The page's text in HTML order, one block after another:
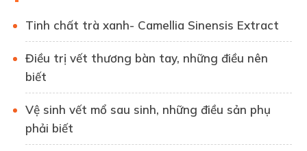
Tinh chất trà xanh- Camellia Sinensis Extract
Điều trị vết thương bàn tay, những điều nên
biết
Vệ sinh vết mổ sau sinh, những điều sản phụ
phải biết